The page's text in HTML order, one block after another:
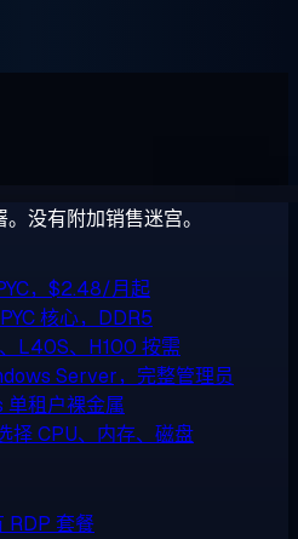
没有附加销售迷宫。
，$2.48/月起
核心，DDR5
L40S、H100 按需
Server，完整管理员
单租户裸金属
择 CPU、内存、磁盘
RDP 套餐